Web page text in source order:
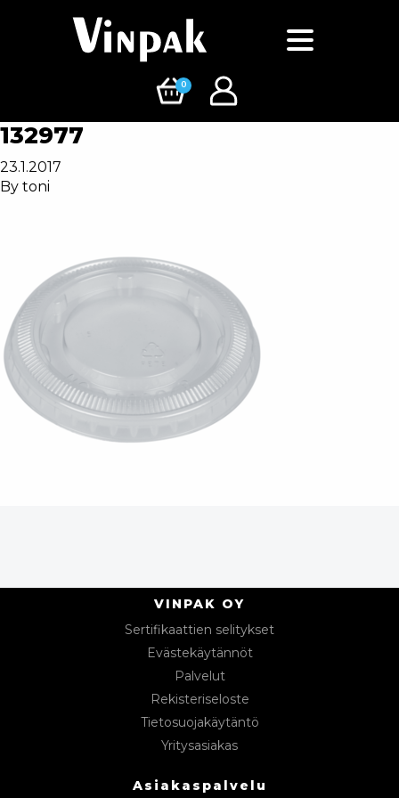
0
132977
23.1.2017
By toni
VINPAK OY
Sertifikaattien selitykset
Evästekäytännöt
Palvelut
Rekisteriseloste
Tietosuojakäytäntö
Yritysasiakas
Asiakaspalvelu